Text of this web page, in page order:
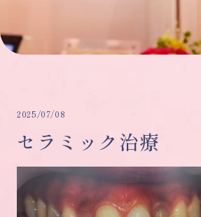
2025/07/08
セラミック治療